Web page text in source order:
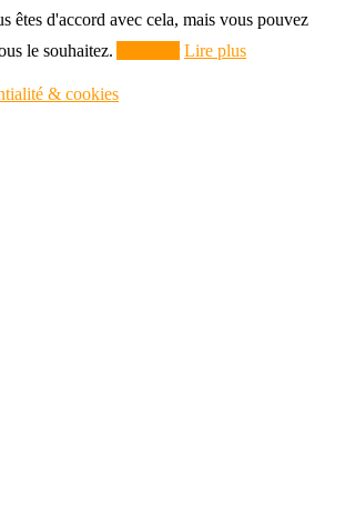
êtes d'accord avec cela, mais vous pouvez
le souhaitez.
Lire plus
& cookies